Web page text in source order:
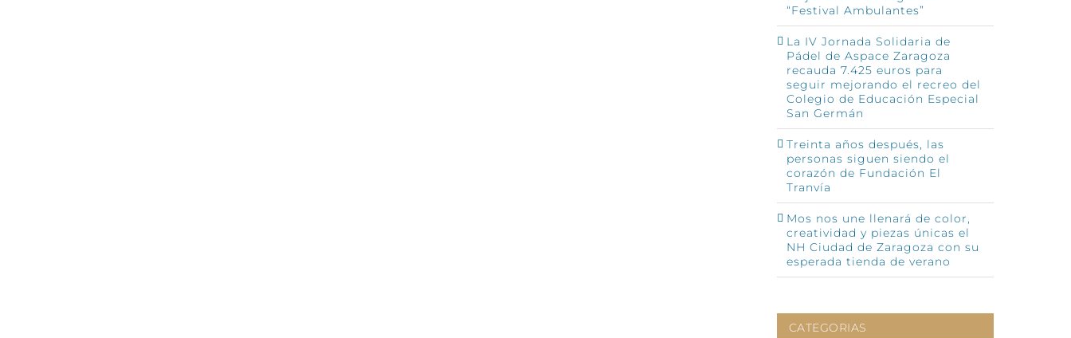
“Festival Ambulantes”
La IV Jornada Solidaria de
Pádel de Aspace Zaragoza
recauda 7.425 euros para
seguir mejorando el recreo del
Colegio de Educación Especial
San Germán
Treinta años después, las
personas siguen siendo el
corazón de Fundación El
Tranvía
Mos nos une llenará de color,
creatividad y piezas únicas el
NH Ciudad de Zaragoza con su
esperada tienda de verano
CATEGORIAS